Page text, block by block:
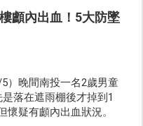
無法挽回的結果，到底
爸媽該如何兼顧，才能
顱內出血！5大防墜
）晚間南投一名2歲男童
落在遮雨棚後才掉到1
疑有顱內出血狀況。